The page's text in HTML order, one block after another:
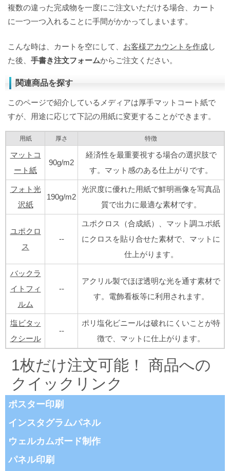
複数の違った完成物を一度にご注文いただける場合、カート
に一つ一つ入れることに手間がかかってしまいます。
こんな時は、カートを空にして、 お客様アカウントを作成し
た後、 手書き注文フォームからご注文ください。
関連商品を探す
このページで紹介しているメディアは厚手マットコート紙で
すが、用途に応じて下記の用紙に変更することができます。
用紙 厚さ 特徴
マットコ
ート紙
90g/m2
経済性を最重要視する場合の選択肢で
す。マット感のある仕上がりです。
フォト光
沢紙
190g/m2
光沢度に優れた用紙で鮮明画像を写真品
質で出力に最適な素材です。
ユポクロ
ス
--
ユポクロス（合成紙）、マット調ユポ紙
にクロスを貼り合せた素材で、マットに
仕上がります。
バックラ
イトフィ
ルム
--
アクリル製でほぼ透明な光を通す素材で
す。電飾看板等に利用されます。
塩ビタッ
クシール
--
ポリ塩化ビニールは破れにくいことが特
徴で、マットに仕上がります。
1枚だけ注文可能！ 商品への
クイックリンク
ポスター印刷
インスタグラムパネル
ウェルカムボード制作
パネル印刷